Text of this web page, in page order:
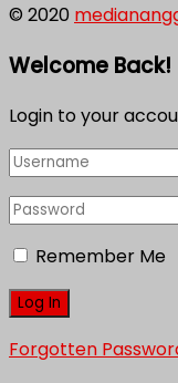
© 2020
Welcome Back!
Login to your
Remember Me
Forgotten